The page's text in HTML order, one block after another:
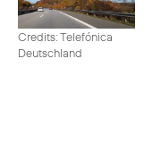
Credits: Telefónica
Deutschland